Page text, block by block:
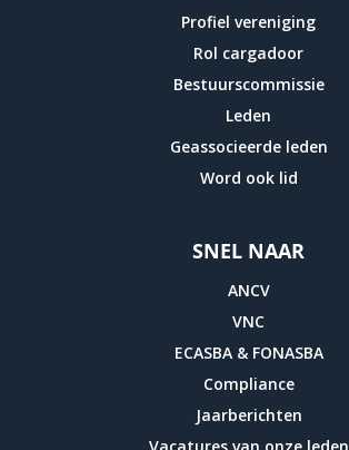
Profiel vereniging
Rol cargadoor
Bestuurscommissie
Leden
Geassocieerde leden
Word ook lid
SNEL NAAR
ANCV
VNC
ECASBA & FONASBA
Compliance
Jaarberichten